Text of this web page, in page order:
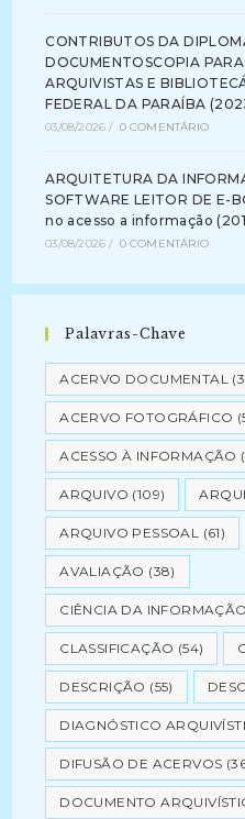
CONTRIBUTOS DA
DOCUMENTOSCOPIA
ARQUIVISTAS E
FEDERAL DA PARAÍBA
03/08/2026 / 0 COMENTÁRIO
ARQUITETURA DA
SOFTWARE LEITOR DE E-
no acesso a informação
03/08/2026 / 0 COMENTÁRIO
Palavras-Chave
ACERVO DOCUMENTAL
ACERVO FOTOGRÁFICO
ACESSO À INFORMAÇÃO
ARQUIVO (109)
ARQUIVO PESSOAL (61)
AVALIAÇÃO (38)
CIÊNCIA DA
CLASSIFICAÇÃO (54)
DESCRIÇÃO (55)
DIAGNÓSTICO
DIFUSÃO DE ACERVOS
DOCUMENTO